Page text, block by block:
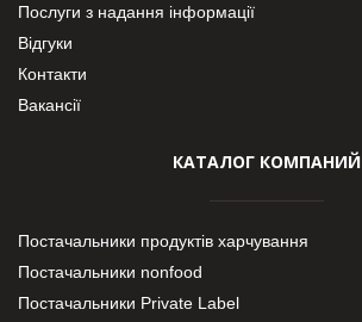
Послуги з надання інформації
Відгуки
Контакти
Вакансії
КАТАЛОГ КОМПАНИЙ
Постачальники продуктів харчування
Постачальники nonfood
Постачальники Private Label